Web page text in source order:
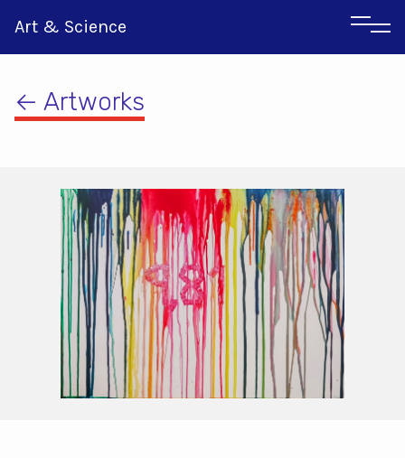
Art & Science
Ιταλικα
← Artworks